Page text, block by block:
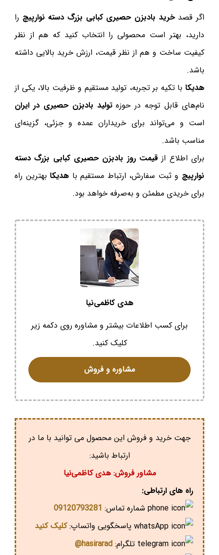
اگر قصدخرید بادبزن حصیری کبابی بزرگ دسته نوارپیچ را
دارید، بهتر است محصولی را انتخاب کنید که هم از نظر
کیفیت ساخت و هم از نظر قیمت، ارزش خرید بالایی داشته
باشد.
هدیکا با تکیه بر تجربه، تولید مستقیم و ظرفیت بالا، یکی از
نام‌های قابل توجه در حوزهتولید بادبزن حصیری در ایران
است و می‌تواند برای خریداران عمده و جزئی، گزینه‌ای
مناسب باشد.
برای اطلاع از قیمت روز بادبزن حصیری کبابی بزرگ دسته
نوارپیچ و ثبت سفارش، ارتباط مستقیم با هدیکابهترین راه
برای خریدی مطمئن و به‌صرفه خواهد بود.
هدی کاظمی‌نیا
برای کسب اطلاعات بیشتر و مشاوره روی دکمه زیر
کلیک کنید.
مشاوره و فروش
جهت خرید و فروش این محصول می توانید با ما در
ارتباط باشید:
مشاور فروش: هدی کاظمی‌نیا
راه های ارتباطی:
شماره تماس: 09120793281
پاسخگویی واتساپ:کلیک کنید
تلگرام: hasirarad@